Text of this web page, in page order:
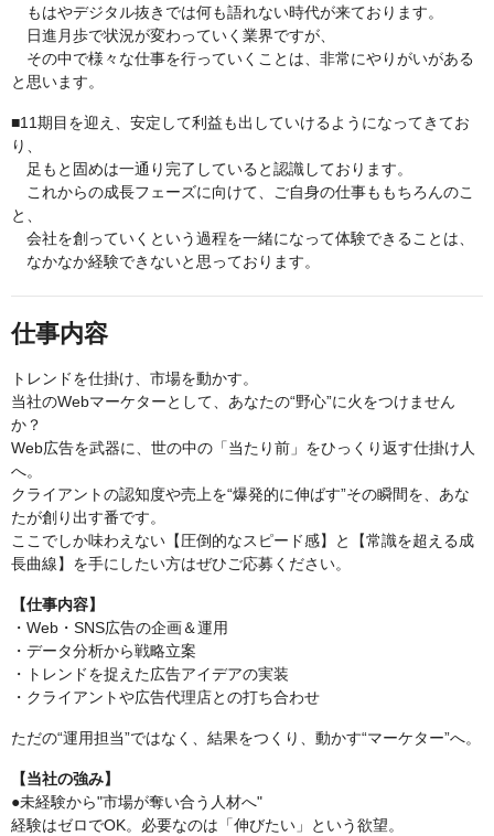
もはやデジタル抜きでは何も語れない時代が来ております。
日進月歩で状況が変わっていく業界ですが、
その中で様々な仕事を行っていくことは、非常にやりがいがある
と思います。
■11期目を迎え、安定して利益も出していけるようになってきてお
り、
足もと固めは一通り完了していると認識しております。
これからの成長フェーズに向けて、ご自身の仕事ももちろんのこ
と、
会社を創っていくという過程を一緒になって体験できることは、
なかなか経験できないと思っております。
仕事内容
トレンドを仕掛け、市場を動かす。
当社のWebマーケターとして、あなたの“野心”に火をつけません
か？
Web広告を武器に、世の中の「当たり前」をひっくり返す仕掛け人
へ。
クライアントの認知度や売上を“爆発的に伸ばす”その瞬間を、あな
たが創り出す番です。
ここでしか味わえない【圧倒的なスピード感】と【常識を超える成
長曲線】を手にしたい方はぜひご応募ください。
【仕事内容】
・Web・SNS広告の企画＆運用
・データ分析から戦略立案
・トレンドを捉えた広告アイデアの実装
・クライアントや広告代理店との打ち合わせ
ただの“運用担当”ではなく、結果をつくり、動かす“マーケター”へ。
【当社の強み】
●未経験から"市場が奪い合う人材へ"
経験はゼロでOK。必要なのは「伸びたい」という欲望。